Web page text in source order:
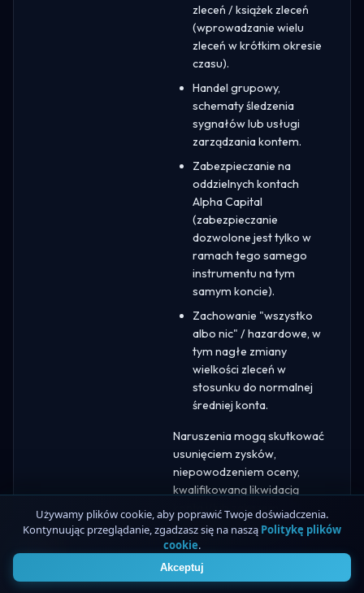
zleceń / książek zleceń
(wprowadzanie wielu
zleceń w krótkim okresie
czasu).
Handel grupowy,
schematy śledzenia
sygnałów lub usługi
zarządzania kontem.
Zabezpieczanie na
oddzielnych kontach
Alpha Capital
(zabezpieczanie
dozwolone jest tylko w
ramach tego samego
instrumentu na tym
samym koncie).
Zachowanie "wszystko
albo nic" / hazardowe, w
tym nagłe zmiany
wielkości zleceń w
stosunku do normalnej
średniej konta.
Naruszenia mogą skutkować
usunięciem zysków,
niepowodzeniem oceny,
kwalifikowaną likwidacją
konta i/lub zakazem
korzystania z platformy, w
zależności od powagi
sytuacji.
Używamy plików cookie, aby poprawić Twoje doświadczenia.
Kontynuując przeglądanie, zgadzasz się na naszą Politykę plików
cookie.
Akceptuj